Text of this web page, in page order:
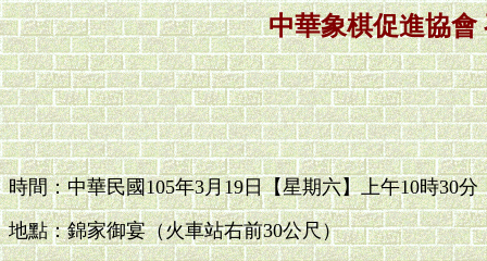
中華象棋促進協會
時間：中華民國105年3月19日【星期六】上午10時30分
地點：錦家御宴（火車站右前30公尺）